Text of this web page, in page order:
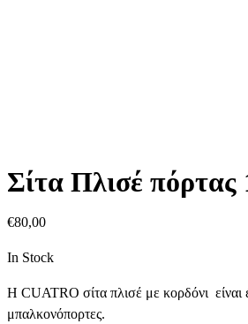
Σίτα Πλισέ
€80,00
In Stock
Η CUATRO σίτα πλισέ με κορδόνι είναι
μπαλκονόπορτες.